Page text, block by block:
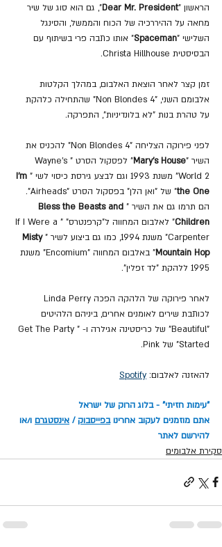
הראשון "Dear Mr. President", גם הוא סוג של שיר
מחאה על ההיררכיה של הכוח והממשל, והסינגל
השלישי "Spaceman" אותו כתבה פרי בשיתוף עם
הבסיסטית Christa Hillhouse.
זמן קצר לאחר הוצאת האלבום, במהלך הקלטות
אלבומם השני, "4 Non Blondes" שהתחילה כלהקת
על טהרת בנות "לא בלונדיניות", התפרקה.
לפני פירוקה הצליחה "4 Non Blondes" להכניס את
השיר "Mary's House
" לפסקול הסרט "Wayne's
World 2" משנת 1993 וגם לבצע גירסת כיסוי לשי "
I'm
the One
" של "ואן הלן" בפסקול הסרט "Airheads".
הם תרמו גם את השיר " Bless the Beasts and
Children
" לאלבום המחווה ל"קרפנטרס" "If I Were a
Carpenter" משנת 1994, כמו גם ביצוע לשיר "
Misty
Mountain Hop
" באלבום המחווה "Encomium" משנת
1995 ללהקת "לד זפלין".
לכותבת שירים לאומנים אחרים, ביניהם הלהיטים
"Beautiful" של כריסטינה אגילרה ו- "Get The Party
Started" של Pink.
להאזנה לאלבום: Spotify
"עימות חזיתי" - בלוג הרוק של ישראל
אתם מוזמנים לעקוב אחרינו בפייסבוק / אינסטגרם ו/או
להירשם לאתר
סקירת אלבומים